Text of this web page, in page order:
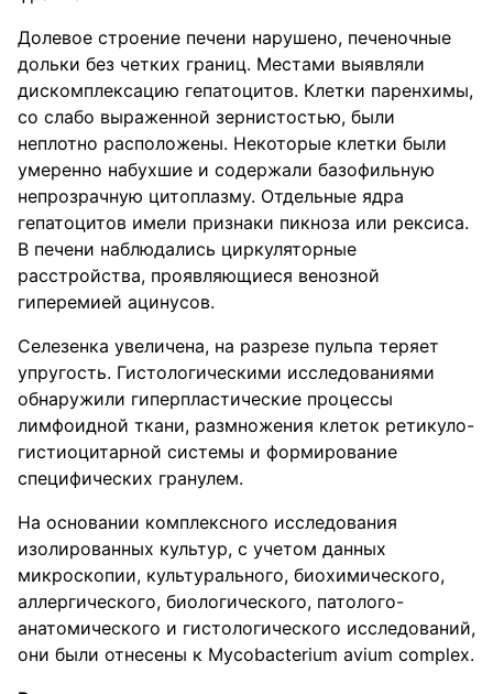
Долевое строение печени нарушено, печеночные
дольки без четких границ. Местами выявляли
дискомплексацию гепатоцитов. Клетки паренхимы,
со слабо выраженной зернистостью, были
неплотно расположены. Некоторые клетки были
умеренно набухшие и содержали базофильную
непрозрачную цитоплазму. Отдельные ядра
гепатоцитов имели признаки пикноза или рексиса.
В печени наблюдались циркуляторные
расстройства, проявляющиеся венозной
гиперемией ацинусов.
Селезенка увеличена, на разрезе пульпа теряет
упругость. Гистологическими исследованиями
обнаружили гиперпластические процессы
лимфоидной ткани, размножения клеток ретикуло-
гистиоцитарной системы и формирование
специфических гранулем.
На основании комплексного исследования
изолированных культур, с учетом данных
микроскопии, культурального, биохимического,
аллергического, биологического, патолого-
анатомического и гистологического исследований,
они были отнесены к Мycobacterium avium complex.